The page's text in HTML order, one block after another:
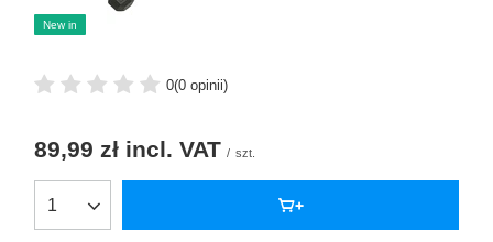
New in
0(0 opinii)
89,99 zł incl. VAT / szt.